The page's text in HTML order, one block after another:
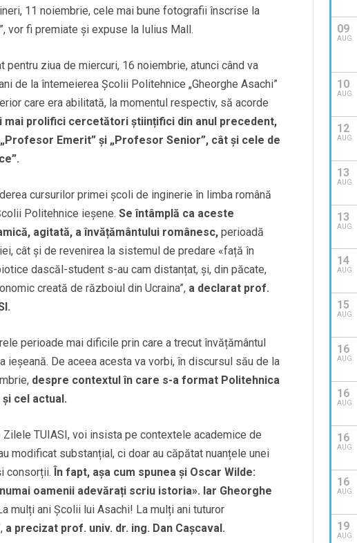
11 noiembrie, cele mai bune fotografii înscrise la
vor fi premiate și expuse la Iulius Mall.
ziua de miercuri, 16 noiembrie, atunci când va
de la întemeierea Școlii Politehnice „Gheorghe Asachi”
care era abilitată, la momentul respectiv, să acorde
mai prolifici cercetători științifici din anul precedent,
Emerit” și „Profesor Senior”, cât și cele de
cursurilor primei școli de inginerie în limba română
Politehnice ieșene. Se întâmplă ca aceste
agitată, a învățământului românesc, perioadă
cât și de revenirea la sistemul de predare «față în
dascăl-student s-au cam distanțat, și, din păcate,
creată de războiul din Ucraina”, a declarat prof.
perioade mai dificile prin care a trecut învățământul
ieșeană. De aceea acesta va vorbi, în discursul său de la
despre contextul în care s-a format Politehnica
cel actual.
Zilele TUIASI, voi insista pe contextele academice de
modificat substanțial, ci doar au căpătat nuanțele unei
consorții. În fapt, așa cum spunea și Oscar Wilde:
oamenii adevărați scriu istoria». Iar Gheorghe
mulți ani Școlii lui Asachi! La mulți ani tuturor
a precizat prof. univ. dr. ing. Dan Cașcaval.
09
AUG
10
AUG
12
AUG
13
AUG
13
AUG
14
AUG
15
AUG
16
AUG
16
AUG
16
AUG
16
AUG
19
AUG